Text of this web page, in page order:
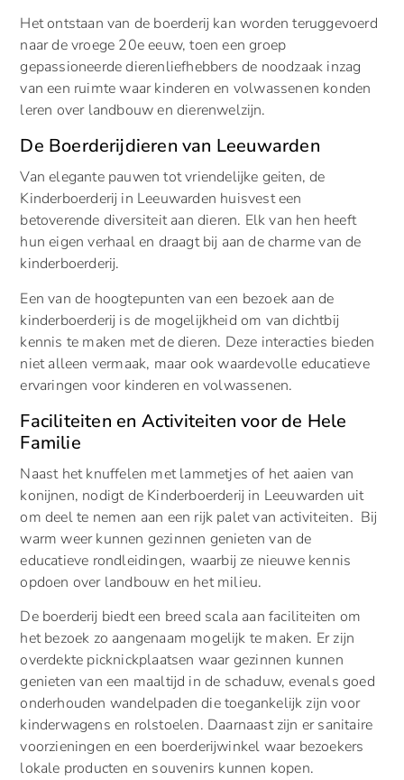
Het ontstaan van de boerderij kan worden teruggevoerd
naar de vroege 20e eeuw, toen een groep
gepassioneerde dierenliefhebbers de noodzaak inzag
van een ruimte waar kinderen en volwassenen konden
leren over landbouw en dierenwelzijn.
De Boerderijdieren van Leeuwarden
Van elegante pauwen tot vriendelijke geiten, de
Kinderboerderij in Leeuwarden huisvest een
betoverende diversiteit aan dieren. Elk van hen heeft
hun eigen verhaal en draagt bij aan de charme van de
kinderboerderij.
Een van de hoogtepunten van een bezoek aan de
kinderboerderij is de mogelijkheid om van dichtbij
kennis te maken met de dieren. Deze interacties bieden
niet alleen vermaak, maar ook waardevolle educatieve
ervaringen voor kinderen en volwassenen.
Faciliteiten en Activiteiten voor de Hele
Familie
Naast het knuffelen met lammetjes of het aaien van
konijnen, nodigt de Kinderboerderij in Leeuwarden uit
om deel te nemen aan een rijk palet van activiteiten. Bij
warm weer kunnen gezinnen genieten van de
educatieve rondleidingen, waarbij ze nieuwe kennis
opdoen over landbouw en het milieu.
De boerderij biedt een breed scala aan faciliteiten om
het bezoek zo aangenaam mogelijk te maken. Er zijn
overdekte picknickplaatsen waar gezinnen kunnen
genieten van een maaltijd in de schaduw, evenals goed
onderhouden wandelpaden die toegankelijk zijn voor
kinderwagens en rolstoelen. Daarnaast zijn er sanitaire
voorzieningen en een boerderijwinkel waar bezoekers
lokale producten en souvenirs kunnen kopen.